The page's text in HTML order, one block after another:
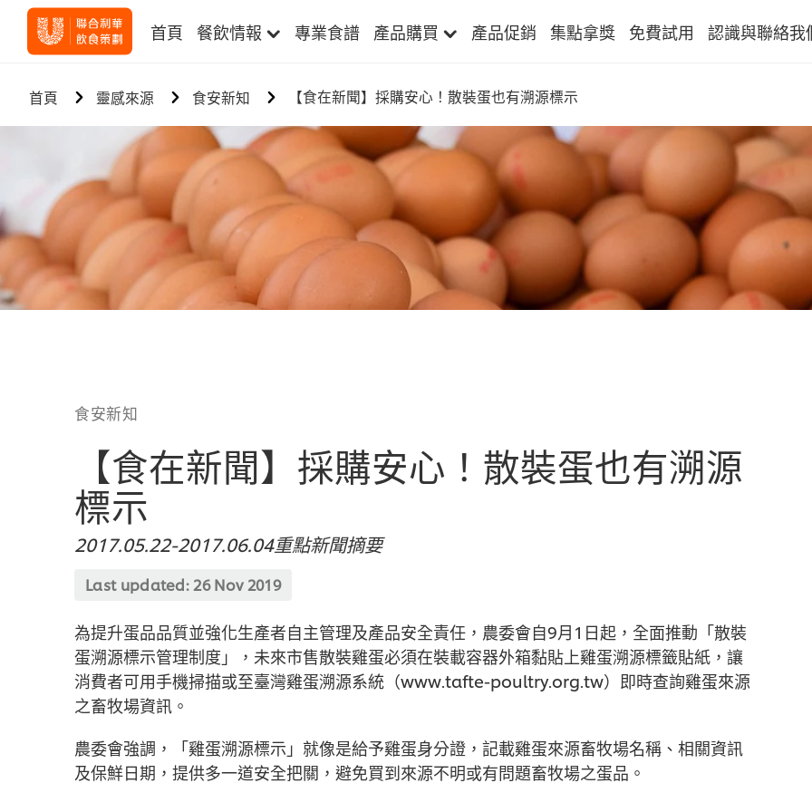
首頁 餐飲情報 專業食譜 產品購買 產品促銷 集點拿獎 免費試用 認識與聯絡我
首頁 靈感來源 食安新知 【食在新聞】採購安心！散裝蛋也有溯源標示
食安新知
【食在新聞】採購安心！散裝蛋也有溯源
標示
2017.05.22-2017.06.04重點新聞摘要
Last updated: 26 Nov 2019
為提升蛋品品質並強化生產者自主管理及產品安全責任，農委會自9月1日起，全面推動「散裝
蛋溯源標示管理制度」，未來市售散裝雞蛋必須在裝載容器外箱黏貼上雞蛋溯源標籤貼紙，讓
消費者可用手機掃描或至臺灣雞蛋溯源系統（www.tafte-poultry.org.tw）即時查詢雞蛋來源
之畜牧場資訊。
農委會強調，「雞蛋溯源標示」就像是給予雞蛋身分證，記載雞蛋來源畜牧場名稱、相關資訊
及保鮮日期，提供多一道安全把關，避免買到來源不明或有問題畜牧場之蛋品。